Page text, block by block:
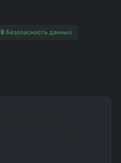
🔒 Безопасность данных